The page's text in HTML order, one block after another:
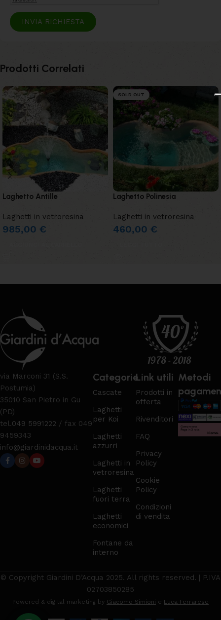
INVIA RICHIESTA
Prodotti Correlati
Laghetto Antille
Laghetti in vetroresina
985,00 €
SOLD OUT
Laghetto Polinesia
Laghetti in vetroresina
460,00 €
via Marconi 31 (S.S.
Postumia)
35010 San Pietro in Gu
(PD)
tel.049 5991222 / fax 049
9459343
info@giardinidacqua.it
Categorie
Cascate
Laghetti
per Koi
Laghetti
azzurri
Laghetti in
vetroresina
Laghetti
fuori terra
Laghetti
economici
Fontane da
interno
Link utili
Prodotti in
offerta
Rivenditori
FAQ
Privacy
Policy
Cookie
Policy
Condizioni
di vendita
Metodi
© Copyright Giardini D’Acqua 2025. All rights reserved. | P.IVA
02703850285
Powered & digital marketing by Giacomo Simioni e Luca Ferrarese